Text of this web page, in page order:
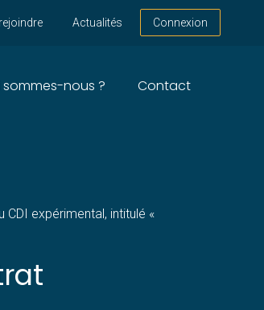
Actualités Connexion
sommes-nous ? Contact
expérimental, intitulé «